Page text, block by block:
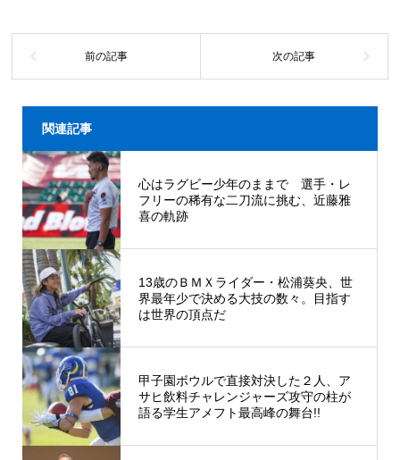
関連記事
心はラグビー少年のままで 選手・レ
フリーの稀有な二刀流に挑む、近藤雅
喜の軌跡
13歳のＢＭＸライダー・松浦葵央、世
界最年少で決める大技の数々。目指す
は世界の頂点だ
甲子園ボウルで直接対決した２人、ア
サヒ飲料チャレンジャーズ攻守の柱が
語る学生アメフト最高峰の舞台!!